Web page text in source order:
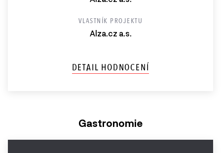
VLASTNÍK PROJEKTU
Alza.cz a.s.
DETAIL HODNOCENÍ
Gastronomie